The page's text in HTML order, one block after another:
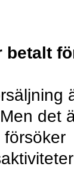
betalt
det
försöker